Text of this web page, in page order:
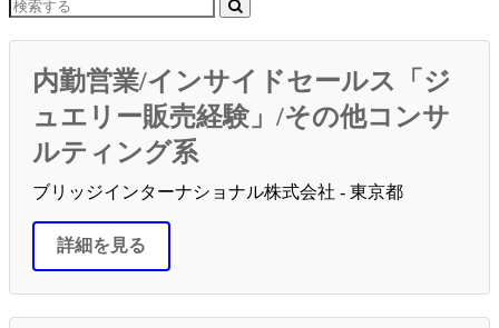
内勤営業/インサイドセールス「ジ
ュエリー販売経験」/その他コンサ
ルティング系
ブリッジインターナショナル株式会社 - 東京都
詳細を見る